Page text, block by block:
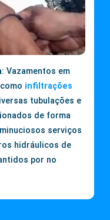
: Vazamentos em
infiltrações
tubulações e
de forma
serviços
hidráulicos de
por no